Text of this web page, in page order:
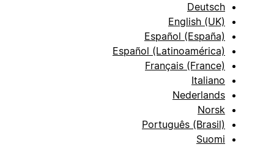
Deutsch
English (UK)
Español (España)
Español (Latinoamérica)
Français (France)
Italiano
Nederlands
Norsk
Português (Brasil)
Suomi